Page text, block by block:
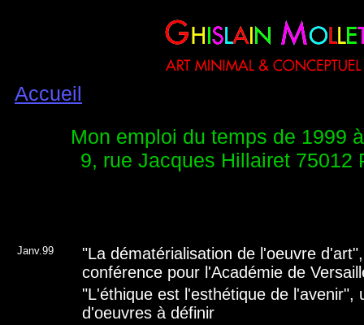
Accueil
Mon emploi du temps de 1999
9, rue Jacques Hillairet 75012
Janv.99
"La dématérialisation de l'oeuvre
conférence pour l'Académie de
"L'éthique est l'esthétique de l'avenir",
d'oeuvres à définir